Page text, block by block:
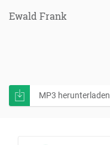
Ewald Frank
MP3 herunterladen